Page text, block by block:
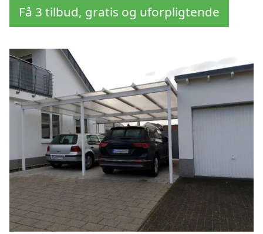
Få 3 tilbud, gratis og uforpligtende